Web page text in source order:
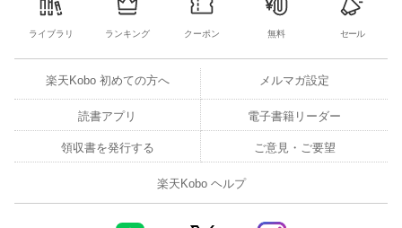
ライブラリ ランキング クーポン 無料 セール
楽天Kobo 初めての方へ メルマガ設定
読書アプリ 電子書籍リーダー
領収書を発行する ご意見・ご要望
楽天Kobo ヘルプ